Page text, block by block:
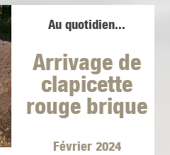
Au quotidien...
Arrivage de
clapicette
rouge brique
Février 2024